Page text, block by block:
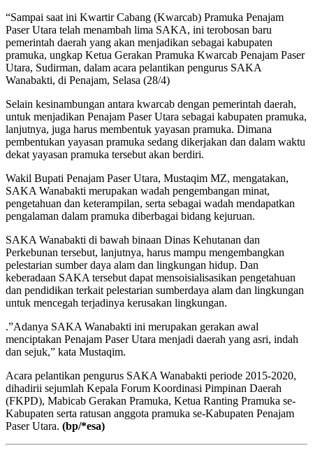
“Sampai saat ini Kwartir Cabang (Kwarcab) Pramuka Penajam
Paser Utara telah menambah lima SAKA, ini terobosan baru
pemerintah daerah yang akan menjadikan sebagai kabupaten
pramuka, ungkap Ketua Gerakan Pramuka Kwarcab Penajam Paser
Utara, Sudirman, dalam acara pelantikan pengurus SAKA
Wanabakti, di Penajam, Selasa (28/4)
Selain kesinambungan antara kwarcab dengan pemerintah daerah,
untuk menjadikan Penajam Paser Utara sebagai kabupaten pramuka,
lanjutnya, juga harus membentuk yayasan pramuka. Dimana
pembentukan yayasan pramuka sedang dikerjakan dan dalam waktu
dekat yayasan pramuka tersebut akan berdiri.
Wakil Bupati Penajam Paser Utara, Mustaqim MZ, mengatakan,
SAKA Wanabakti merupakan wadah pengembangan minat,
pengetahuan dan keterampilan, serta sebagai wadah mendapatkan
pengalaman dalam pramuka diberbagai bidang kejuruan.
SAKA Wanabakti di bawah binaan Dinas Kehutanan dan
Perkebunan tersebut, lanjutnya, harus mampu mengembangkan
pelestarian sumber daya alam dan lingkungan hidup. Dan
keberadaan SAKA tersebut dapat mensoisialisasikan pengetahuan
dan pendidikan terkait pelestarian sumberdaya alam dan lingkungan
untuk mencegah terjadinya kerusakan lingkungan.
.”Adanya SAKA Wanabakti ini merupakan gerakan awal
menciptakan Penajam Paser Utara menjadi daerah yang asri, indah
dan sejuk,” kata Mustaqim.
Acara pelantikan pengurus SAKA Wanabakti periode 2015-2020,
dihadirii sejumlah Kepala Forum Koordinasi Pimpinan Daerah
(FKPD), Mabicab Gerakan Pramuka, Ketua Ranting Pramuka se-
Kabupaten serta ratusan anggota pramuka se-Kabupaten Penajam
Paser Utara. (bp/*esa)